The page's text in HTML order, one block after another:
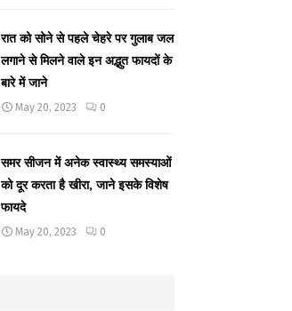
रात को सोने से पहले चेहरे पर गुलाब जल
लगाने से मिलने वाले इन अद्भुत फायदों के
बारे में जाने
May 20, 2023 0
समर सीजन में अनेक स्वास्थ्य समस्याओं
को दूर करता है खीरा, जाने इसके विशेष
फायदे
May 20, 2023 0